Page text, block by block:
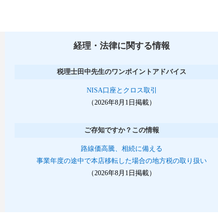
経理・法律に関する情報
税理士田中先生のワンポイントアドバイス
NISA口座とクロス取引
（2026年8月1日掲載）
ご存知ですか？この情報
路線価高騰、相続に備える
事業年度の途中で本店移転した場合の地方税の取り扱い
（2026年8月1日掲載）